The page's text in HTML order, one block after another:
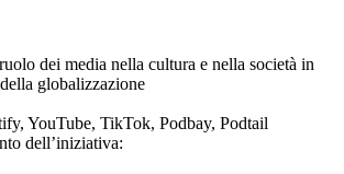
dei media nella cultura e nella società in
globalizzazione
YouTube, TikTok, Podbay, Podtail
dell’iniziativa: